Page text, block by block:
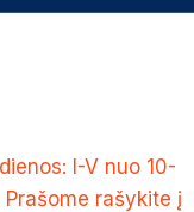
I-V nuo 10-
Prašome rašykite į